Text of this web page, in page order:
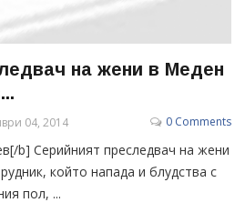
на жени в Меден
04, 2014 0 Comments
b] Серийният преследвач на жени
който напада и блудства с
пол, ...